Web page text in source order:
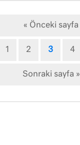
« Önceki sayfa
1 2 3 4
Sonraki sayfa »